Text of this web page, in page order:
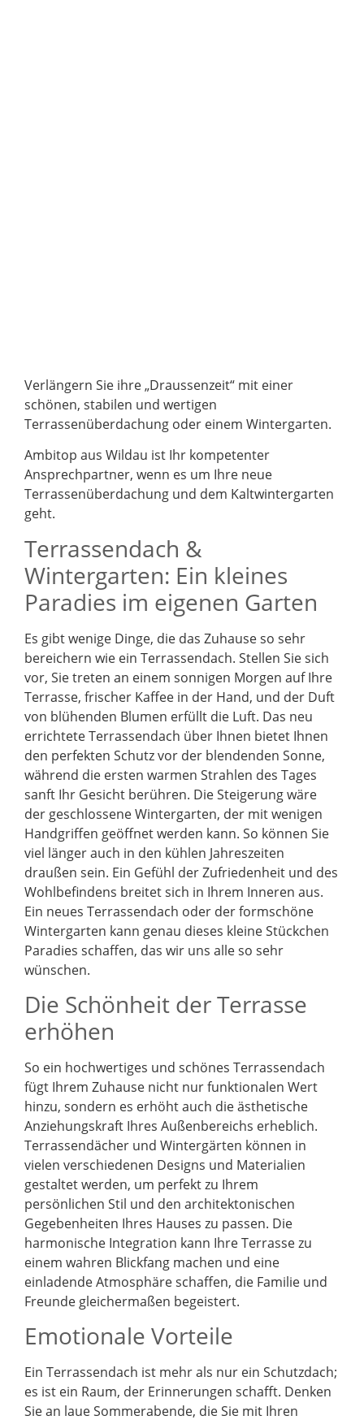
Verlängern Sie ihre „Draussenzeit“ mit einer
schönen, stabilen und wertigen
Terrassenüberdachung oder einem Wintergarten.
Ambitop aus Wildau ist Ihr kompetenter
Ansprechpartner, wenn es um Ihre neue
Terrassenüberdachung und dem Kaltwintergarten
geht.
Terrassendach &
Wintergarten: Ein kleines
Paradies im eigenen Garten
Es gibt wenige Dinge, die das Zuhause so sehr
bereichern wie ein Terrassendach. Stellen Sie sich
vor, Sie treten an einem sonnigen Morgen auf Ihre
Terrasse, frischer Kaffee in der Hand, und der Duft
von blühenden Blumen erfüllt die Luft. Das neu
errichtete Terrassendach über Ihnen bietet Ihnen
den perfekten Schutz vor der blendenden Sonne,
während die ersten warmen Strahlen des Tages
sanft Ihr Gesicht berühren. Die Steigerung wäre
der geschlossene Wintergarten, der mit wenigen
Handgriffen geöffnet werden kann. So können Sie
viel länger auch in den kühlen Jahreszeiten
draußen sein. Ein Gefühl der Zufriedenheit und des
Wohlbefindens breitet sich in Ihrem Inneren aus.
Ein neues Terrassendach oder der formschöne
Wintergarten kann genau dieses kleine Stückchen
Paradies schaffen, das wir uns alle so sehr
wünschen.
Die Schönheit der Terrasse
erhöhen
So ein hochwertiges und schönes Terrassendach
fügt Ihrem Zuhause nicht nur funktionalen Wert
hinzu, sondern es erhöht auch die ästhetische
Anziehungskraft Ihres Außenbereichs erheblich.
Terrassendächer und Wintergärten können in
vielen verschiedenen Designs und Materialien
gestaltet werden, um perfekt zu Ihrem
persönlichen Stil und den architektonischen
Gegebenheiten Ihres Hauses zu passen. Die
harmonische Integration kann Ihre Terrasse zu
einem wahren Blickfang machen und eine
einladende Atmosphäre schaffen, die Familie und
Freunde gleichermaßen begeistert.
Emotionale Vorteile
Ein Terrassendach ist mehr als nur ein Schutzdach;
es ist ein Raum, der Erinnerungen schafft. Denken
Sie an laue Sommerabende, die Sie mit Ihren